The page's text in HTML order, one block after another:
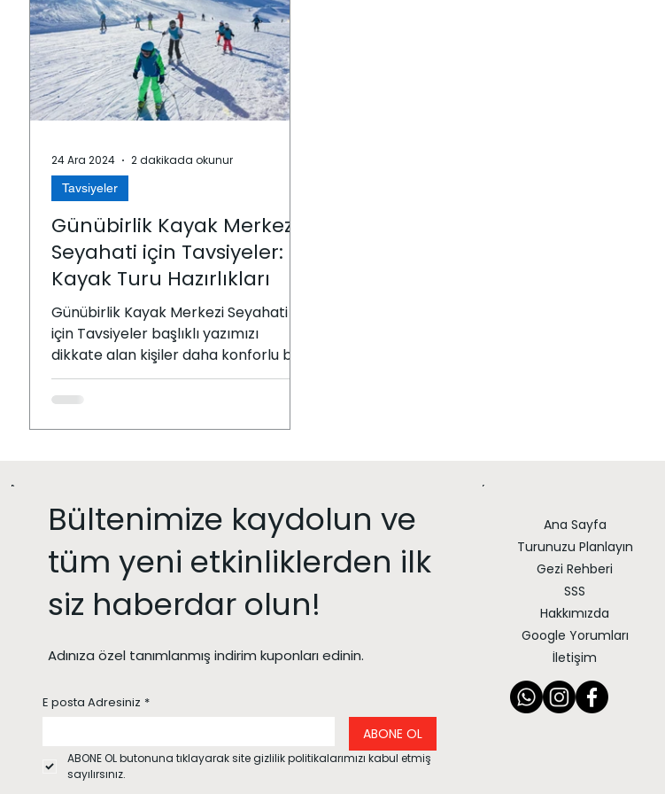
Günübirlik Kayak Merkezi
Seyahati için Tavsiyeler:
Kayak Turu Hazırlıkları
Günübirlik Kayak Merkezi Seyahati
için Tavsiyeler başlıklı yazımızı
dikkate alan kişiler daha konforlu bir
seyahat deneyimleyebilir.
Tavsiyeler
24 Ara 2024 2 dakikada okunur
Bültenimize kaydolun ve
tüm yeni etkinliklerden ilk
siz haberdar olun!
Adınıza özel tanımlanmış indirim kuponları edinin.
E posta Adresiniz *
ABONE OL
ABONE OL butonuna tıklayarak site gizlilik politikalarımızı kabul etmiş
sayılırsınız.
Ana Sayfa
Turunuzu Planlayın
Gezi Rehberi
SSS
Hakkımızda
Google Yorumları
İletişim